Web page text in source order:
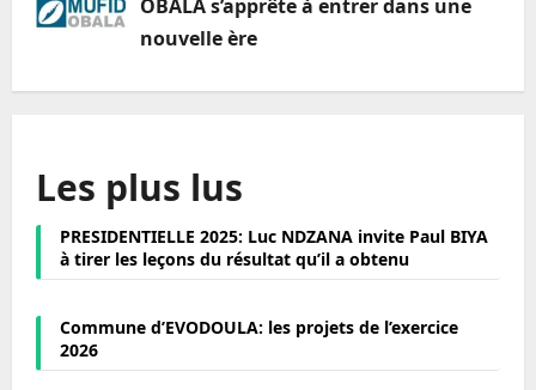
OBALA s’apprête à entrer dans une
nouvelle ère
Les plus lus
PRESIDENTIELLE 2025: Luc NDZANA invite Paul BIYA
à tirer les leçons du résultat qu’il a obtenu
Commune d’EVODOULA: les projets de l’exercice
2026